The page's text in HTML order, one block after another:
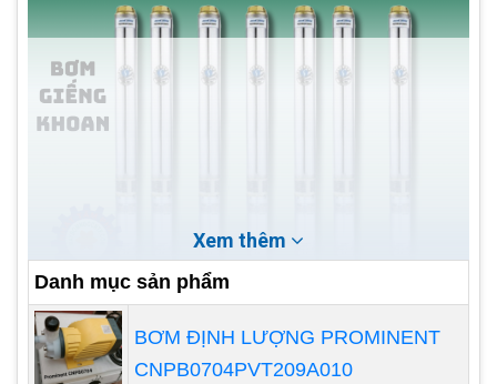
Vật liệu của đường ống cũng rất quan trọng. Trong
môi trường giếng khoan, đường ống thường phải
Xem thêm
Danh mục sản phẩm
BƠM ĐỊNH LƯỢNG PROMINENT
CNPB0704PVT209A010